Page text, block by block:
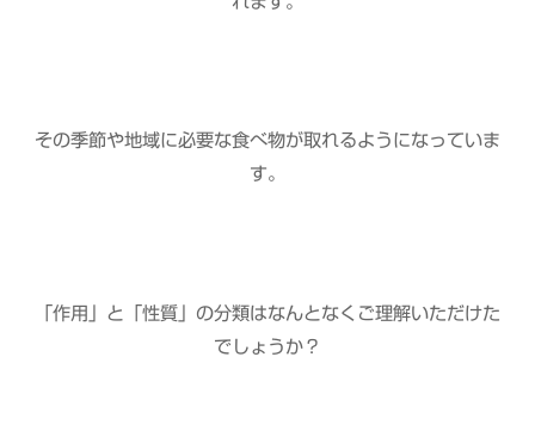
その季節や地域に必要な食べ物が取れるようになっていま
す。
「作用」と「性質」の分類はなんとなくご理解いただけた
でしょうか？